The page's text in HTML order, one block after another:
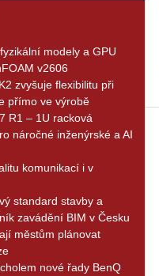
modely a GPU
v2606
zvyšuje flexibilitu při
přímo ve výrobě
R1 – 1U racková
náročné inženýrské a AI
komunikací i v
standard stavby a
zavádění BIM v Česku
městům plánovat
nové řady BenQ